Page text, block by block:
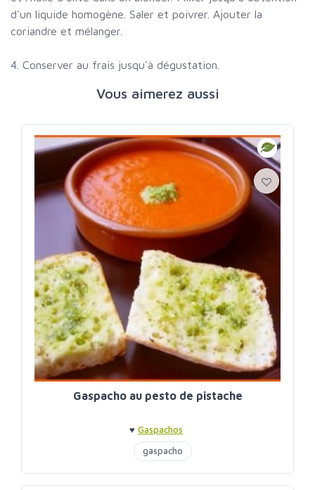
d'un liquide homogène. Saler et poivrer. Ajouter la
coriandre et mélanger.
4. Conserver au frais jusqu'à dégustation.
Vous aimerez aussi
Gaspacho au pesto de pistache
♥ Gaspachos
gaspacho